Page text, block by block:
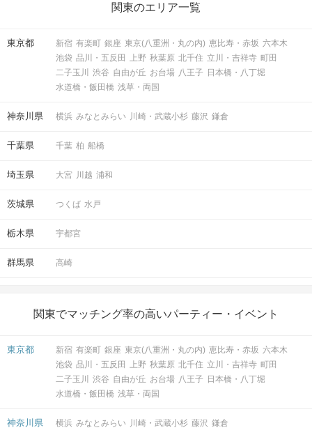
関東のエリア一覧
東京都 新宿 有楽町 銀座 東京(八重洲・丸の内) 恵比寿・赤坂 六本木
池袋 品川・五反田 上野 秋葉原 北千住 立川・吉祥寺 町田
二子玉川
渋谷 自由が丘 お台場 八王子 日本橋・八丁堀
水道橋・飯田橋 浅草・両国
神奈川県 横浜 みなとみらい 川崎・武蔵小杉 藤沢 鎌倉
千葉県 千葉 柏 船橋
埼玉県 大宮 川越 浦和
茨城県 つくば 水戸
栃木県 宇都宮
群馬県 高崎
関東でマッチング率の高いパーティー・イベント
東京都 新宿 有楽町 銀座 東京(八重洲・丸の内) 恵比寿・赤坂 六本木
池袋 品川・五反田 上野 秋葉原 北千住 立川・吉祥寺 町田
二子玉川
渋谷 自由が丘 お台場 八王子 日本橋・八丁堀
水道橋・飯田橋 浅草・両国
神奈川県 横浜 みなとみらい 川崎・武蔵小杉 藤沢 鎌倉